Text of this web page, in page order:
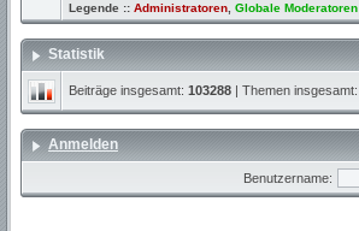
Legende :: Administratoren Globale Moderatoren
Statistik
Beiträge insgesamt: 103288 | Themen insgesamt:
Anmelden
Benutzername: